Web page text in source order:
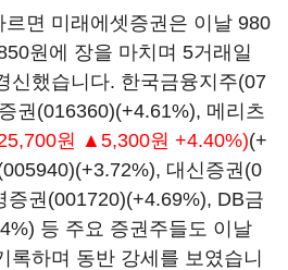
면 미래에셋증권은 이날 980
원에 장을 마치며 5거래일
신했습니다. 한국금융지주(07
권(016360)(+4.61%), 메리츠
원 ▲5,300원 +4.40%)(+
(+3.72%), 대신증권(0
증권(001720)(+4.69%), DB금
등 주요 증권주들도 이날
록하며 동반 강세를 보였습니